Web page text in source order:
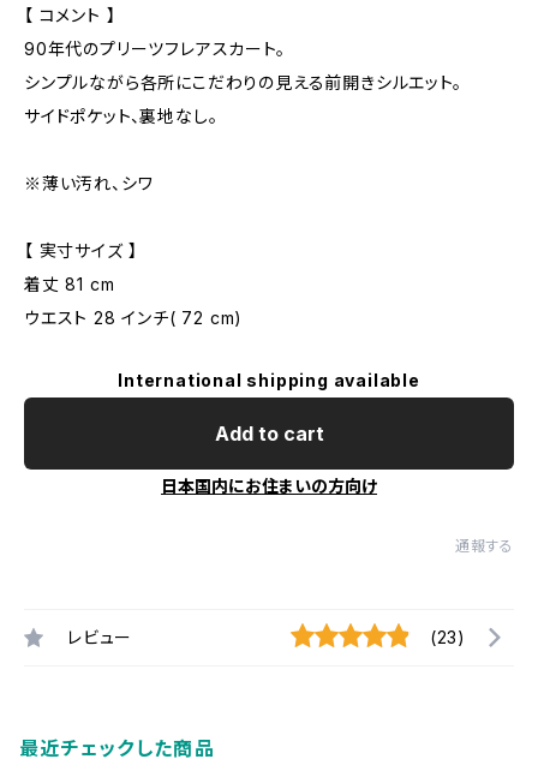
【 コメント 】
90年代のプリーツフレアスカート。
シンプルながら各所にこだわりの見える前開きシルエット。
サイドポケット、裏地なし。
※薄い汚れ、シワ
【 実寸サイズ 】
着丈 81 cm
ウエスト 28 インチ( 72 cm)
International shipping available
Add to cart
日本国内にお住まいの方向け
通報する
レビュー (23)
最近チェックした商品